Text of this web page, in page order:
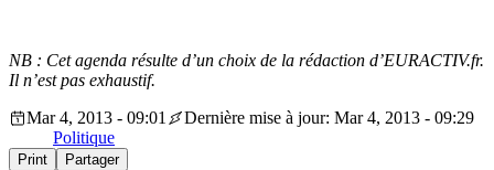
NB : Cet agenda résulte d’un choix de la rédaction d’EURACTIV.fr.
Il n’est pas exhaustif.
Mar 4, 2013 - 09:01
Dernière mise à jour: Mar 4, 2013 - 09:29
Politique
Print Partager